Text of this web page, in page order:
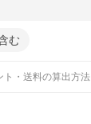
む
ト・送料の算出方法